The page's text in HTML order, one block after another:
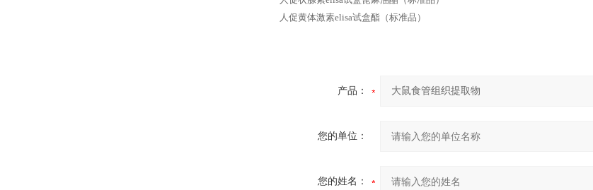
人促黄体激素elisa试盒酯（标准品）
产品：
您的单位：
您的姓名：